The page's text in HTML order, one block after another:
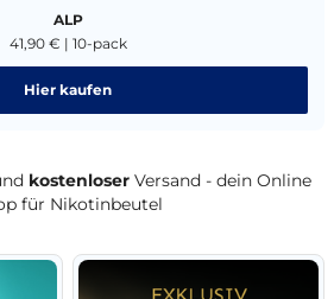
ALP
41,90 € | 10-pack
Hier kaufen
kostenloser Versand - dein Online
für Nikotinbeutel